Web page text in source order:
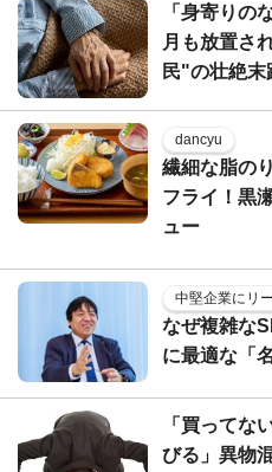
「身寄りの
月も放置さ
民"の壮絶末
dancyu
繊細な脂の
フライ！黒
ュー
中堅企業にリ
なぜ複雑な
に最適な「
「買ってな
びる」異物